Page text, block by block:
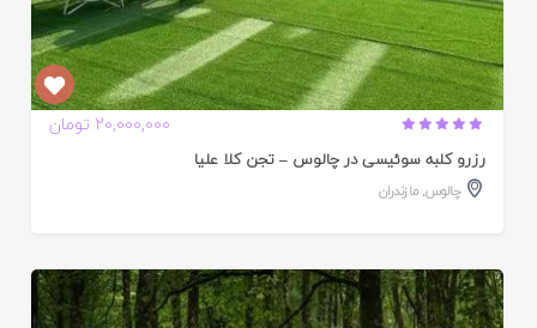
20,000,000 تومان
رزرو کلبه سوئیسی در چالوس – تجن کلا علیا
چالوس,مازندران